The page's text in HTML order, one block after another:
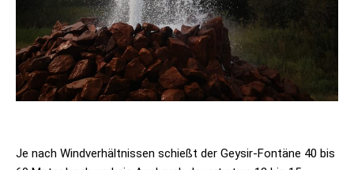
Je nach Windverhältnissen schießt der Geysir-Fontäne 40 bis